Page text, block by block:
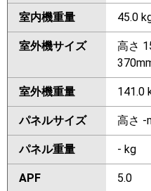
室内機重量 45.0
室外機サイズ
高さ
室外機重量 141.0
パネルサイズ 高さ -
パネル重量 - kg
APF 5.0